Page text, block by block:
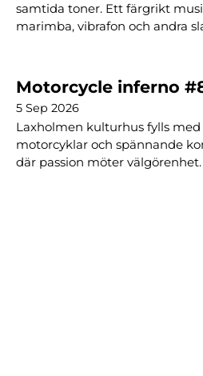
samtida toner. Ett färgrikt
marimba, vibrafon och andra
Motorcycle inferno
5 Sep 2026
Laxholmen kulturhus fylls
motorcyklar och spännande
där passion möter välgörenhet.